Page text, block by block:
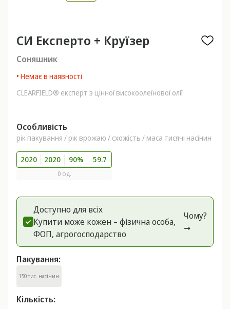
СИ Експерто + Круїзер
Соняшник
• Немає в наявності
CLEARFIELD® експерт з цінної високоолеїнової олії
Особливість
рік пакування / рік врожаю / схожість / маса тисячі насінин
2020 2020 90% 59.7
0 од.
Доступно для всіх
Купити може кожен – фізична особа,
ФОП, агрогоспoдарство
Чому?
➞
Пакування:
150 тис. насінин
Кількість: